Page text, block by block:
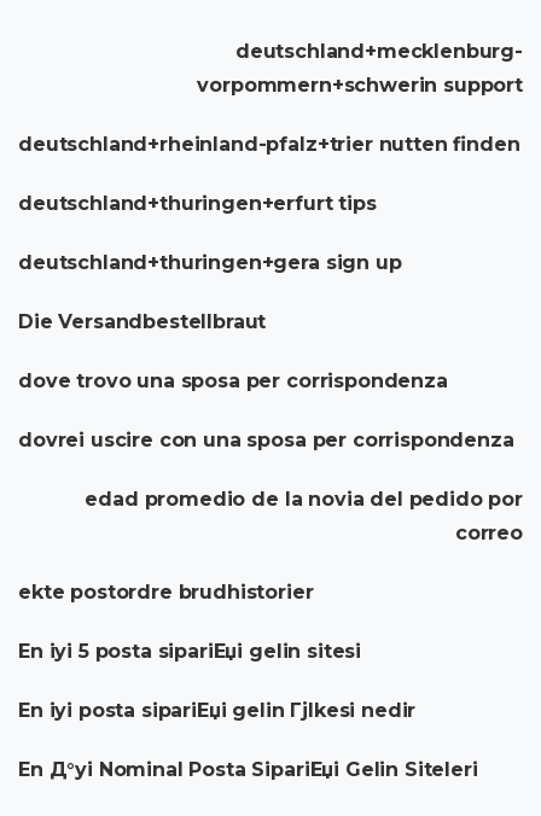
deutschland+mecklenburg-
vorpommern+schwerin support
deutschland+rheinland-pfalz+trier nutten finden
deutschland+thuringen+erfurt tips
deutschland+thuringen+gera sign up
Die Versandbestellbraut
dove trovo una sposa per corrispondenza
dovrei uscire con una sposa per corrispondenza
edad promedio de la novia del pedido por
correo
ekte postordre brudhistorier
En iyi 5 posta sipariЕџi gelin sitesi
En iyi posta sipariЕџi gelin Гјlkesi nedir
En Д°yi Nominal Posta SipariЕџi Gelin Siteleri